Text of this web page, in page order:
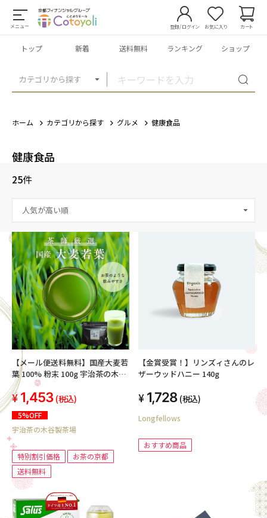
メニュー
カテゴリから探す
登録/ログイン お気に入り カート
トップ 新着 送料無料 ランキング ショップ
ホーム カテゴリから探す グルメ 健康食品
健康食品
25件
【メール便送料無料】国産大麦若
葉 100% 粉末 100g 宇治茶の木谷
製茶場
1,453 (税込)
5%OFF
宇治茶の木谷製茶場
特別割引価格
お茶の京都
送料無料
【金賞受賞！】リンズィさんのレ
ザーウッドハニー 140g
1,728 (税込)
Longfellows
おすすめ商品